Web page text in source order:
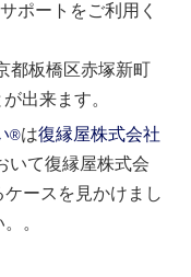
ポートをご利用く
都板橋区赤塚新町
出来ます。
®は復縁屋株式会社
いて復縁屋株式会
ースを見かけまし
。